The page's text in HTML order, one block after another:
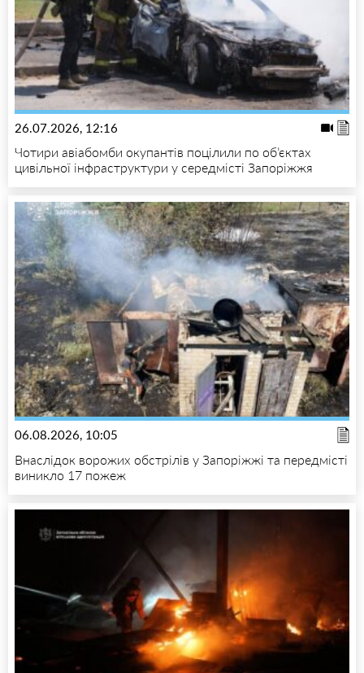
26.07.2026, 12:16
Чотири авіабомби окупантів поцілили по об’єктах
цивільної інфраструктури у середмісті Запоріжжя
06.08.2026, 10:05
Внаслідок ворожих обстрілів у Запоріжжі та передмісті
виникло 17 пожеж